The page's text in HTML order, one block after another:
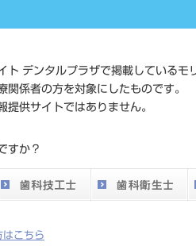
ト デンタルプラザで掲載しているモ
関係者の方を対象にしたものです。
提供サイトではありません。
すか？
はこちら
メーカー
ジ